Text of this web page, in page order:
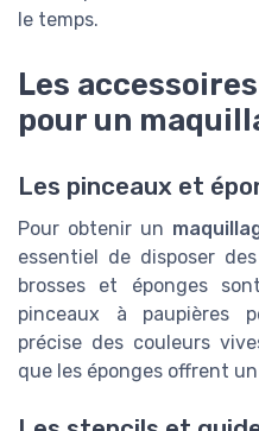
le temps.
Les
pour un
Les pinceaux et
Pour obtenir un
essentiel de disposer
brosses et éponges
pinceaux à paupières
précise des couleurs
que les éponges offrent